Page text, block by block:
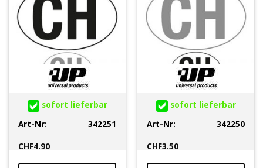
sofort lieferbar
Art-Nr:
342251
CHF4.90
sofort lieferbar
Art-Nr:
342250
CHF3.50